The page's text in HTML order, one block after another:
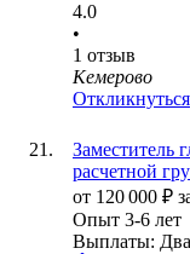
4.0
•
1 отзыв
Кемерово
Откликнуться
Заместитель
расчетной
от 120 000 ₽
Опыт 3-6 лет
Выплаты: Два